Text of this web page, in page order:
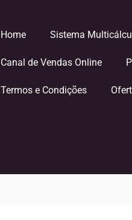
Home Sistema
Canal de Vendas Online
Termos e Condições